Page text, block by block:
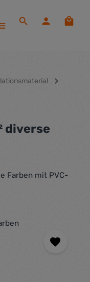
5 Sternen
diverse
Farben mit PVC-